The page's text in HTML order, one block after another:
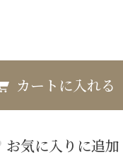
カートに入れる
お気に入りに追加